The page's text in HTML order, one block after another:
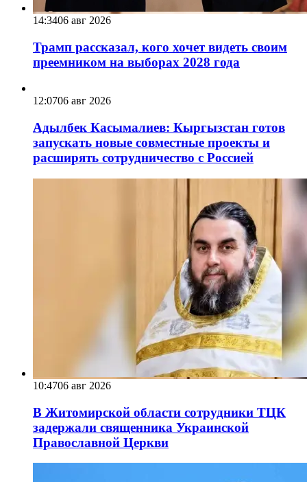
14:3406 авг 2026
Трамп рассказал, кого хочет видеть своим
преемником на выборах 2028 года
12:0706 авг 2026
Адылбек Касымалиев: Кыргызстан готов
запускать новые совместные проекты и
расширять сотрудничество с Россией
10:4706 авг 2026
В Житомирской области сотрудники ТЦК
задержали священника Украинской
Православной Церкви